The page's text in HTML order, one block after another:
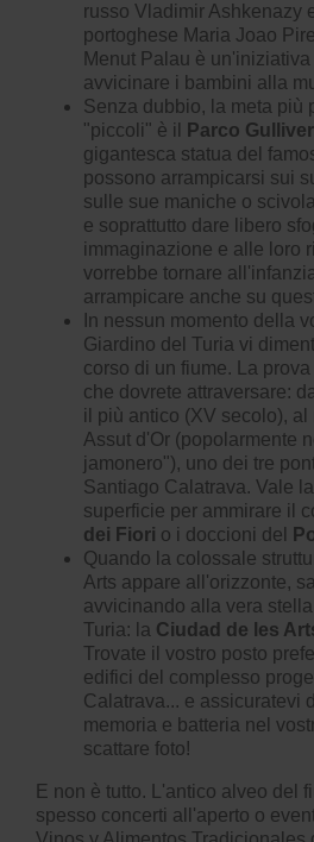
russo Vladimir Ashkenazy
portoghese Maria Joao
Menut Palau è
avvicinare i bambini alla
Senza dubbio, la meta più
"piccoli" è il
Parco Gulliver
gigantesca statua del
possono arrampicarsi sui
sulle sue maniche o
e soprattutto dare libero
immaginazione e alle loro
vorrebbe tornare
arrampicare anche su
In nessun momento della
Giardino del Turia vi
corso di un fiume. La
che dovrete attraversare:
il più antico (XV secolo), al
Assut d'Or (popolarmente
jamonero"), uno dei tre
Santiago Calatrava. Vale
superficie per ammirare il
dei Fiori o i doccioni del
Quando la colossale
Arts appare all'orizzonte,
avvicinando alla vera
Turia: la Ciudad de les
Trovate il vostro posto
edifici del complesso
Calatrava... e assicuratevi
memoria e batteria nel
scattare foto!
E non è tutto. L'antico alveo del
spesso concerti all'aperto o